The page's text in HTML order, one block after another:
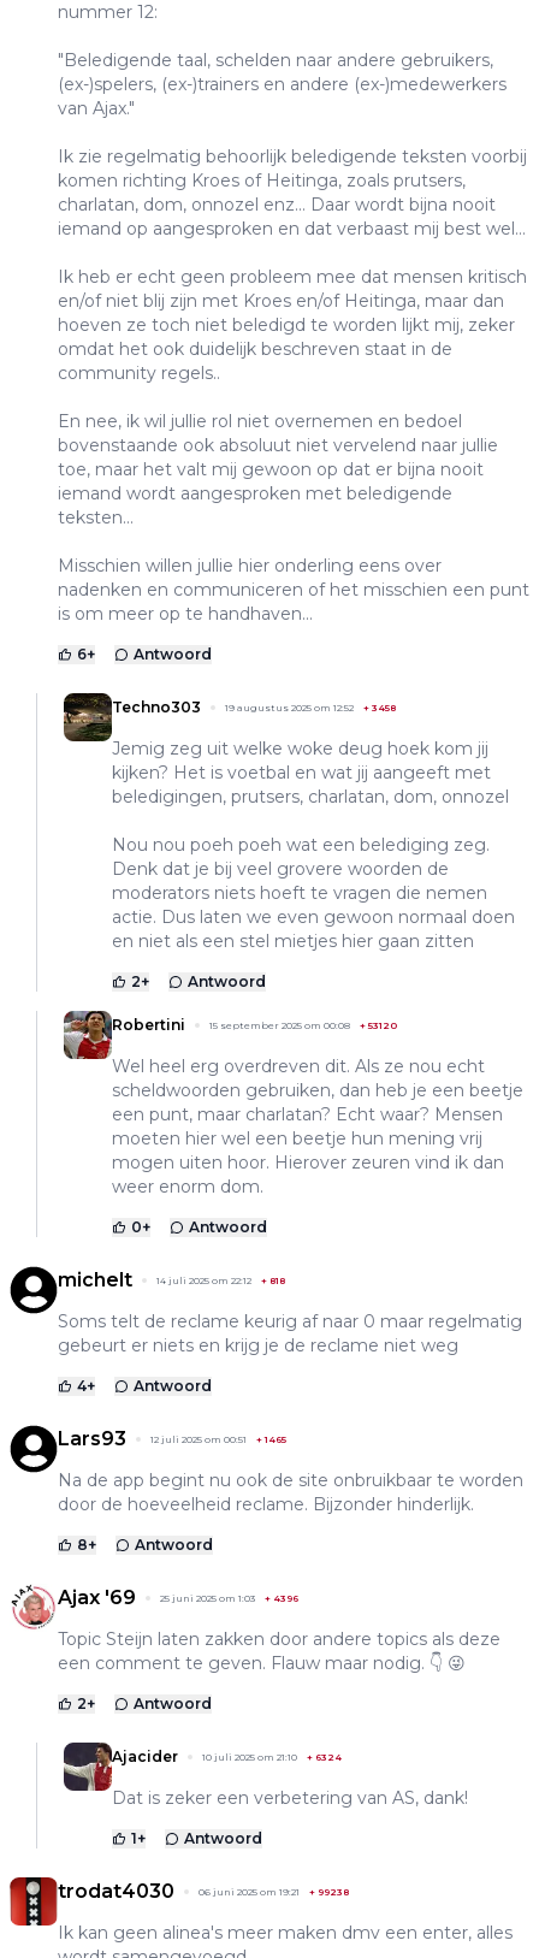
nummer 12:
"Beledigende taal, schelden naar andere gebruikers,
(ex-)spelers, (ex-)trainers en andere (ex-)medewerkers
van Ajax."
Ik zie regelmatig behoorlijk beledigende teksten voorbij
komen richting Kroes of Heitinga, zoals prutsers,
charlatan, dom, onnozel enz... Daar wordt bijna nooit
iemand op aangesproken en dat verbaast mij best wel...
Ik heb er echt geen probleem mee dat mensen kritisch
en/of niet blij zijn met Kroes en/of Heitinga, maar dan
hoeven ze toch niet beledigd te worden lijkt mij, zeker
omdat het ook duidelijk beschreven staat in de
community regels..
En nee, ik wil jullie rol niet overnemen en bedoel
bovenstaande ook absoluut niet vervelend naar jullie
toe, maar het valt mij gewoon op dat er bijna nooit
iemand wordt aangesproken met beledigende
teksten...
Misschien willen jullie hier onderling eens over
nadenken en communiceren of het misschien een punt
is om meer op te handhaven...
6+ Antwoord
Techno303 19 augustus 2025 om 12:52 + 3458
Jemig zeg uit welke woke deug hoek kom jij
kijken? Het is voetbal en wat jij aangeeft met
beledigingen, prutsers, charlatan, dom, onnozel
Nou nou poeh poeh wat een belediging zeg.
Denk dat je bij veel grovere woorden de
moderators niets hoeft te vragen die nemen
actie. Dus laten we even gewoon normaal doen
en niet als een stel mietjes hier gaan zitten
2+ Antwoord
Robertini 15 september 2025 om 00:08 +53120
Wel heel erg overdreven dit. Als ze nou echt
scheldwoorden gebruiken, dan heb je een beetje
een punt, maar charlatan? Echt waar? Mensen
moeten hier wel een beetje hun mening vrij
mogen uiten hoor. Hierover zeuren vind ik dan
weer enorm dom.
0+ Antwoord
michelt 14 juli 2025 om 22:12 + 818
Soms telt de reclame keurig af naar 0 maar regelmatig
gebeurt er niets en krijg je de reclame niet weg
4+ Antwoord
Lars93 12 juli 2025 om 00:51 +1465
Na de app begint nu ook de site onbruikbaar te worden
door de hoeveelheid reclame. Bijzonder hinderlijk.
8+ Antwoord
Ajax '69 25 juni 2025 om 1:03 + 4396
Topic Steijn laten zakken door andere topics als deze
een comment te geven. Flauw maar nodig. 👇 😜
2+ Antwoord
Ajacider 10 juli 2025 om 21:10 + 6324
Dat is zeker een verbetering van AS, dank!
1+ Antwoord
trodat4030 06 juni 2025 om 19:21 + 99238
Ik kan geen alinea's meer maken dmv een enter, alles